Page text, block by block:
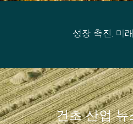
성장 촉진, 미
건초 산업 뉴